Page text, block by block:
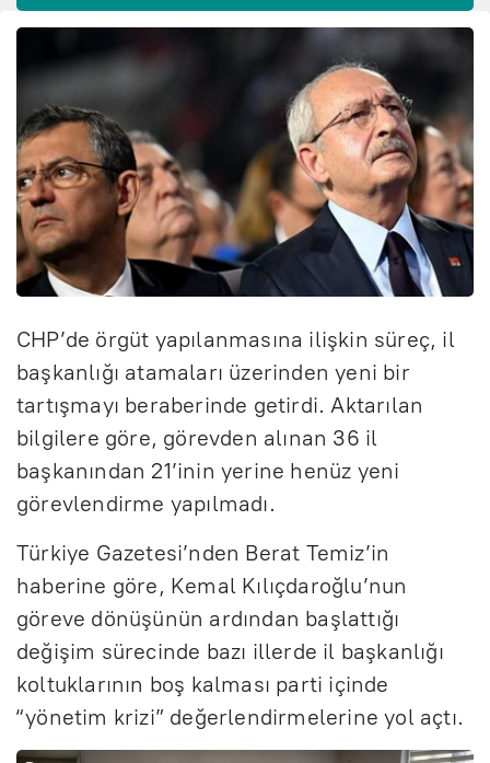
CHP’de örgüt yapılanmasına ilişkin süreç, il
başkanlığı atamaları üzerinden yeni bir
tartışmayı beraberinde getirdi. Aktarılan
bilgilere göre, görevden alınan 36 il
başkanından 21’inin yerine henüz yeni
görevlendirme yapılmadı.
Türkiye Gazetesi’nden Berat Temiz’in
haberine göre, Kemal Kılıçdaroğlu’nun
göreve dönüşünün ardından başlattığı
değişim sürecinde bazı illerde il başkanlığı
koltuklarının boş kalması parti içinde
“yönetim krizi” değerlendirmelerine yol açtı.